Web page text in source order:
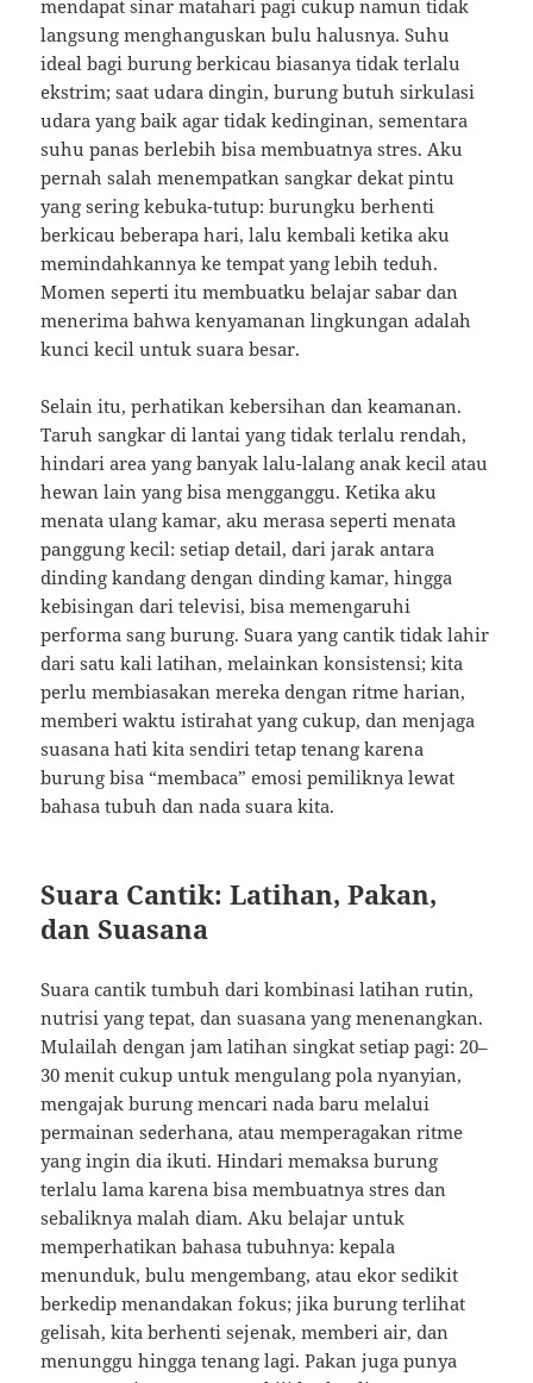
mendapat sinar matahari pagi cukup namun tidak
langsung menghanguskan bulu halusnya. Suhu
ideal bagi burung berkicau biasanya tidak terlalu
ekstrim; saat udara dingin, burung butuh sirkulasi
udara yang baik agar tidak kedinginan, sementara
suhu panas berlebih bisa membuatnya stres. Aku
pernah salah menempatkan sangkar dekat pintu
yang sering kebuka-tutup: burungku berhenti
berkicau beberapa hari, lalu kembali ketika aku
memindahkannya ke tempat yang lebih teduh.
Momen seperti itu membuatku belajar sabar dan
menerima bahwa kenyamanan lingkungan adalah
kunci kecil untuk suara besar.
Selain itu, perhatikan kebersihan dan keamanan.
Taruh sangkar di lantai yang tidak terlalu rendah,
hindari area yang banyak lalu-lalang anak kecil atau
hewan lain yang bisa mengganggu. Ketika aku
menata ulang kamar, aku merasa seperti menata
panggung kecil: setiap detail, dari jarak antara
dinding kandang dengan dinding kamar, hingga
kebisingan dari televisi, bisa memengaruhi
performa sang burung. Suara yang cantik tidak lahir
dari satu kali latihan, melainkan konsistensi; kita
perlu membiasakan mereka dengan ritme harian,
memberi waktu istirahat yang cukup, dan menjaga
suasana hati kita sendiri tetap tenang karena
burung bisa “membaca” emosi pemiliknya lewat
bahasa tubuh dan nada suara kita.
Suara Cantik: Latihan, Pakan,
dan Suasana
Suara cantik tumbuh dari kombinasi latihan rutin,
nutrisi yang tepat, dan suasana yang menenangkan.
Mulailah dengan jam latihan singkat setiap pagi: 20–
30 menit cukup untuk mengulang pola nyanyian,
mengajak burung mencari nada baru melalui
permainan sederhana, atau memperagakan ritme
yang ingin dia ikuti. Hindari memaksa burung
terlalu lama karena bisa membuatnya stres dan
sebaliknya malah diam. Aku belajar untuk
memperhatikan bahasa tubuhnya: kepala
menunduk, bulu mengembang, atau ekor sedikit
berkedip menandakan fokus; jika burung terlihat
gelisah, kita berhenti sejenak, memberi air, dan
menunggu hingga tenang lagi. Pakan juga punya